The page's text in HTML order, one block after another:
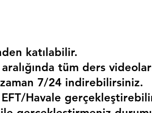
katılabilir.
tüm ders
7/24 indirebilirsiniz.
Havale